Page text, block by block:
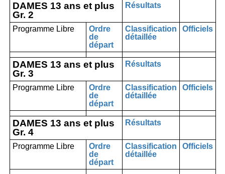
DAMES 13 ans et plus
Gr. 2
Résultats
Programme Libre
Ordre
de
départ
Classification
détaillée
Officiels
DAMES 13 ans et plus
Gr. 3
Résultats
Programme Libre
Ordre
de
départ
Classification
détaillée
Officiels
DAMES 13 ans et plus
Gr. 4
Résultats
Programme Libre
Ordre
de
départ
Classification
détaillée
Officiels